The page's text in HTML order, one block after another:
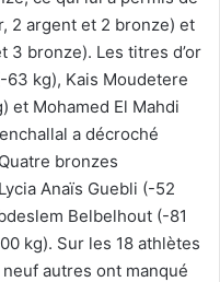
2 argent et 2 bronze) et
3 bronze). Les titres d’or
63 kg), Kais Moudetere
et Mohamed El Mahdi
a décroché
bronzes
Anaïs Guebli (-52
Belbelhout (-81
kg). Sur les 18 athlètes
autres ont manqué